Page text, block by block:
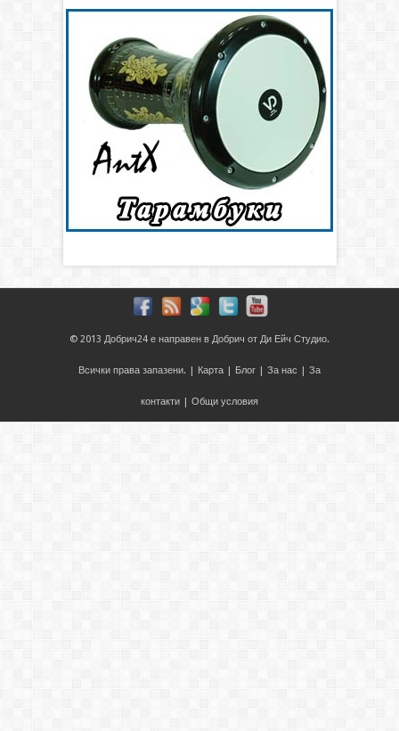
© 2013 Добрич24 е направен в Добрич от Ди Ейч Студио.
Всички права запазени. | Карта | Блог | За нас | За
контакти | Общи условия